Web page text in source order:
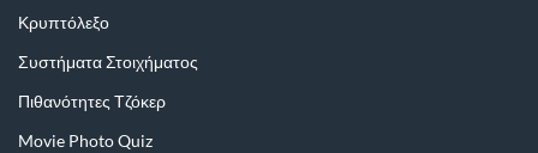
Κρυπτόλεξο
Συστήματα Στοιχήματος
Πιθανότητες Τζόκερ
Movie Photo Quiz